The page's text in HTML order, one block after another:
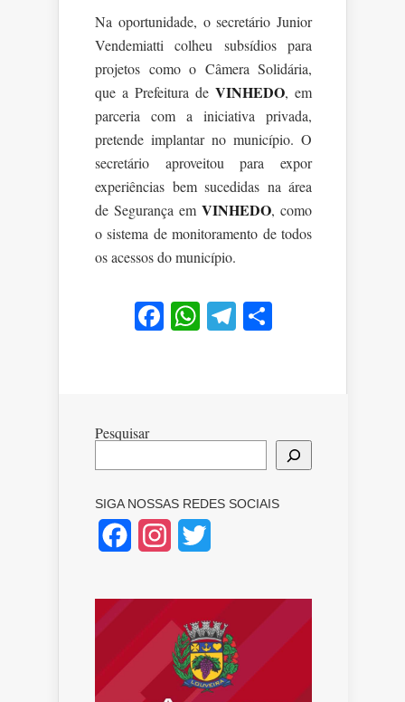
Na oportunidade, o secretário Junior
Vendemiatti colheu subsídios para
projetos como o Câmera Solidária,
que a Prefeitura de VINHEDO, em
parceria com a iniciativa privada,
pretende implantar no município. O
secretário aproveitou para expor
experiências bem sucedidas na área
de Segurança em VINHEDO, como
o sistema de monitoramento de todos
os acessos do município.
Facebook
WhatsApp
Telegram
Pesquisar
SIGA NOSSAS REDES SOCIAIS
FacebookInstagram